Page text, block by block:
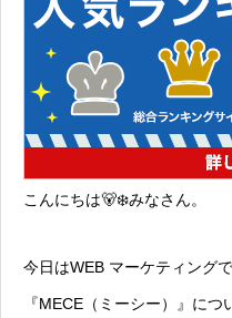
こんにちは🐻‍❄️みなさん。
今日はWEB マーケティング
『MECE（ミーシー）』に